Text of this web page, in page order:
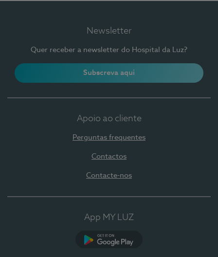
Newsletter
Quer receber a newsletter do Hospital da Luz?
Subscreva aqui
Apoio ao cliente
Perguntas frequentes
Contactos
Contacte-nos
App MY LUZ